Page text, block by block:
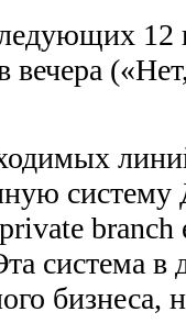
12
вечера
сис­тему
система в
бизнеса,